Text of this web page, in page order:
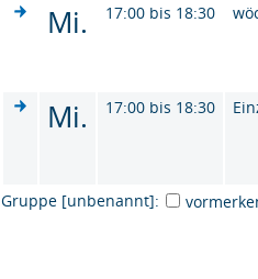
Mi. 17:00 bis 18:30
Mi. 17:00 bis 18:30
Gruppe [unbenannt]: